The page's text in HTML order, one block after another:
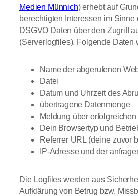
Medien Münnich) erhebt auf
berechtigten Interessen im Sinne
DSGVO Daten über den Zugriff
(Serverlogfiles). Folgende Daten
Name der abgerufenen
Datei
Datum und Uhrzeit des
übertragene Datenmenge
Meldung über erfolgreichen
Dein Browsertyp und
Referrer URL (deine zuvor
IP-Adresse und der
Die Logfiles werden aus
Aufklärung von Betrug bzw.